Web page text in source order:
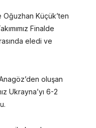
Küçük’ten
Finalde
eledi ve
oluşan
Ukrayna’yı 6-2